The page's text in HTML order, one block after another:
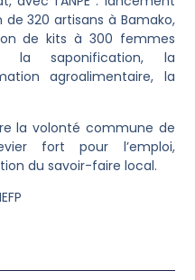
de 320 artisans à Bamako,
de kits à 300 femmes
la saponification, la
agroalimentaire, la
la volonté commune de
fort pour l’emploi,
du savoir-faire local.